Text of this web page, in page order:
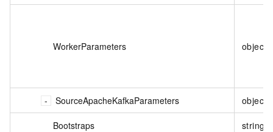
WorkerParameters object
SourceApacheKafkaParameters object
Bootstraps string